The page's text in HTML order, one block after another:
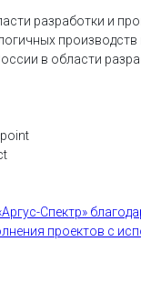
разработки и
в области
Спектр»
проектов с